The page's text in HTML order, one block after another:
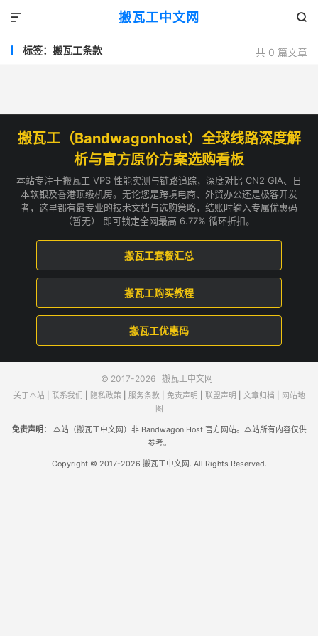
搬瓦工中文网 

共 0 篇文章
标签：搬瓦工条款
搬瓦工（Bandwagonhost）全球线路深度解
析与官方原价方案选购看板
本站专注于搬瓦工 VPS 性能实测与链路追踪，深度对比 CN2 GIA、日
本软银及香港顶级机房。无论您是跨境电商、外贸办公还是极客开发
者，这里都有最专业的技术文档与选购策略，结账时输入专属优惠码
（暂无） 即可锁定全网最高 6.77% 循环折扣。
搬瓦工套餐汇总
搬瓦工购买教程
搬瓦工优惠码
© 2017-2026 搬瓦工中文网
关于本站| 联系我们 隐私政策 服务条款 免责声明 联盟声明 文章归档
网站地
图
免责声明：
本站（搬瓦工中文网）非 Bandwagon Host 官方网站。本站所有内容仅供
参考。
Copyright © 2017-2026 搬瓦工中文网. All Rights Reserved.